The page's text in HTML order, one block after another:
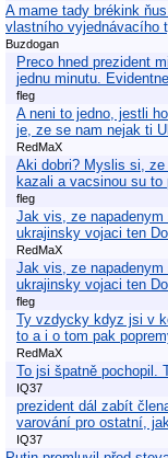
A mame tady brékink
vlastního vyjednávacího
Buzdogan
Preco hned prezident
jednu minutu.
fleg
A neni to jedno, jestli
je, ze se nam nejak ti
RedMaX
Aki dobri? Myslis si,
kazali a vacsinou su to
fleg
Jak vis, ze napadenym
ukrajinsky vojaci ten
RedMaX
Jak vis, ze napadenym
ukrajinsky vojaci ten
fleg
Ty vzdycky kdyz jsi v
to a i o tom pak
RedMaX
To jsi špatně pochopil.
IQ37
prezident dál zabít
varování pro ostatní,
IQ37